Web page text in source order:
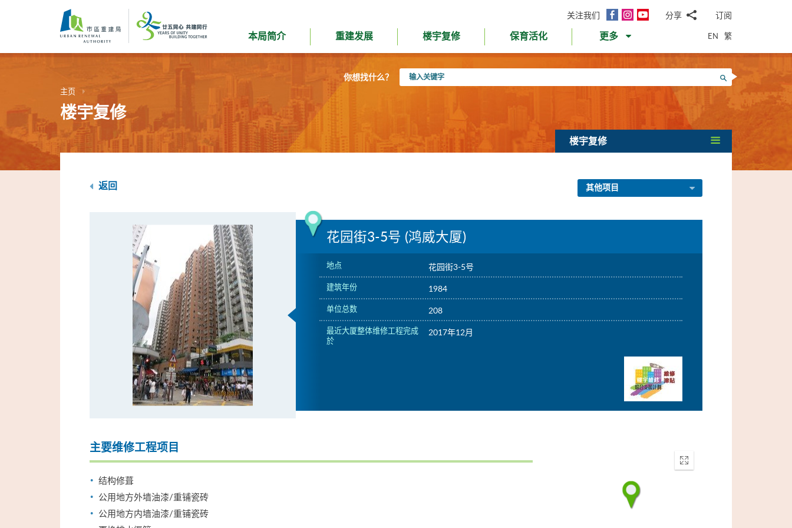
内
关注我们
面
InstagramYouTube分享
邮WhatsApp
微
信
面
书Twitter
LinkedIn
微
订阅
本局简介 重建发展 楼宇复修 保育活化 更多 EN 繁
你想找什么？
入
搜寻
主页
楼宇复修
楼宇复修
返回 其他项目
花园街3-5号 (鸿威大厦)
地点 花园街3-5号
建筑年份 1984
单位总数 208
最近大厦整体维修工程完成
於
2017年12月
主要维修工程项目
结构修葺
公用地方外墙油漆/重铺瓷砖
公用地方内墙油漆/重铺瓷砖
Enter
fullscreen